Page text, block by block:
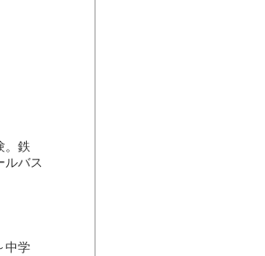
。鉄
ルバス
中学